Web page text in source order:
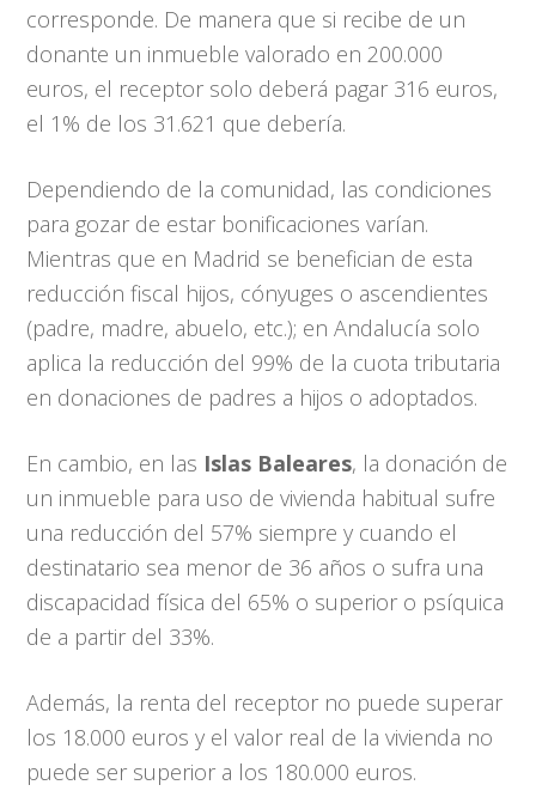
corresponde. De manera que si recibe de un
donante un inmueble valorado en 200.000
euros, el receptor solo deberá pagar 316 euros,
el 1% de los 31.621 que debería.
Dependiendo de la comunidad, las condiciones
para gozar de estar bonificaciones varían.
Mientras que en Madrid se benefician de esta
reducción fiscal hijos, cónyuges o ascendientes
(padre, madre, abuelo, etc.); en Andalucía solo
aplica la reducción del 99% de la cuota tributaria
en donaciones de padres a hijos o adoptados.
En cambio, en las Islas Baleares, la donación de
un inmueble para uso de vivienda habitual sufre
una reducción del 57% siempre y cuando el
destinatario sea menor de 36 años o sufra una
discapacidad física del 65% o superior o psíquica
de a partir del 33%.
Además, la renta del receptor no puede superar
los 18.000 euros y el valor real de la vivienda no
puede ser superior a los 180.000 euros.